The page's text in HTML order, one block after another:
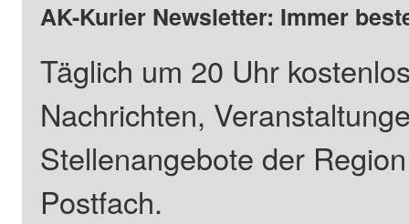
AK-Kurier Newsletter: Immer
Täglich um 20 Uhr
Nachrichten,
Stellenangebote der
Postfach.